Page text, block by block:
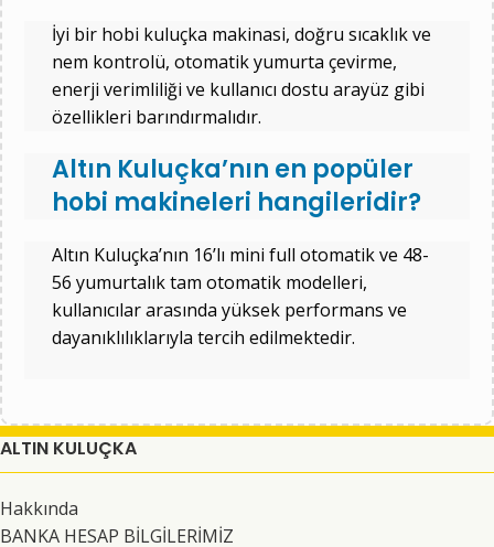
İyi bir hobi kuluçka makinasi, doğru sıcaklık ve
nem kontrolü, otomatik yumurta çevirme,
enerji verimliliği ve kullanıcı dostu arayüz gibi
özellikleri barındırmalıdır.
Altın Kuluçka’nın en popüler
hobi makineleri hangileridir?
Altın Kuluçka’nın 16’lı mini full otomatik ve 48-
56 yumurtalık tam otomatik modelleri,
kullanıcılar arasında yüksek performans ve
dayanıklılıklarıyla tercih edilmektedir.
ALTIN KULUÇKA
Hakkında
BANKA HESAP BİLGİLERİMİZ